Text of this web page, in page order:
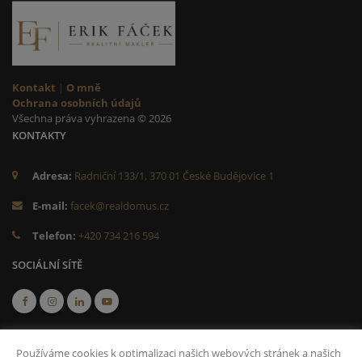
Kontakt | O mně
Ochrana osobních údajů
Všechna práva vyhrazena © 2026
KONTAKTY
Adresa: Radniční 133/1, 370 01 České Budějovice 1
E-mail: facek@realdomus.cz
Telefon: +420 734 216 594
SOCIÁLNÍ SÍTĚ
Používáme cookies k optimalizaci našich webových stránek a našich